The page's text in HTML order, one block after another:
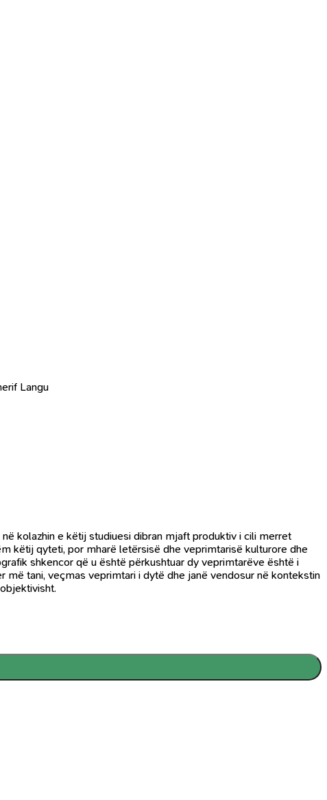
Langu
kolazhin e këtij studiuesi dibran mjaft produktiv i cili merret
këtij qyteti, por mharë letërsisë dhe veprimtarisë kulturore dhe
shkencor që u është përkushtuar dy veprimtarëve është i
më tani, veçmas veprimtari i dytë dhe janë vendosur në kontekstin